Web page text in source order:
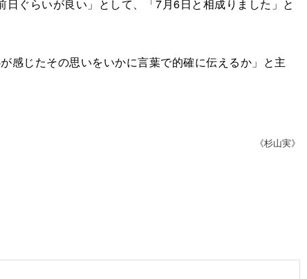
ぐらいが良い」として、「7月6日と相成りました」と
感じたその思いをいかに言葉で的確に伝えるか」と主
《杉山実》